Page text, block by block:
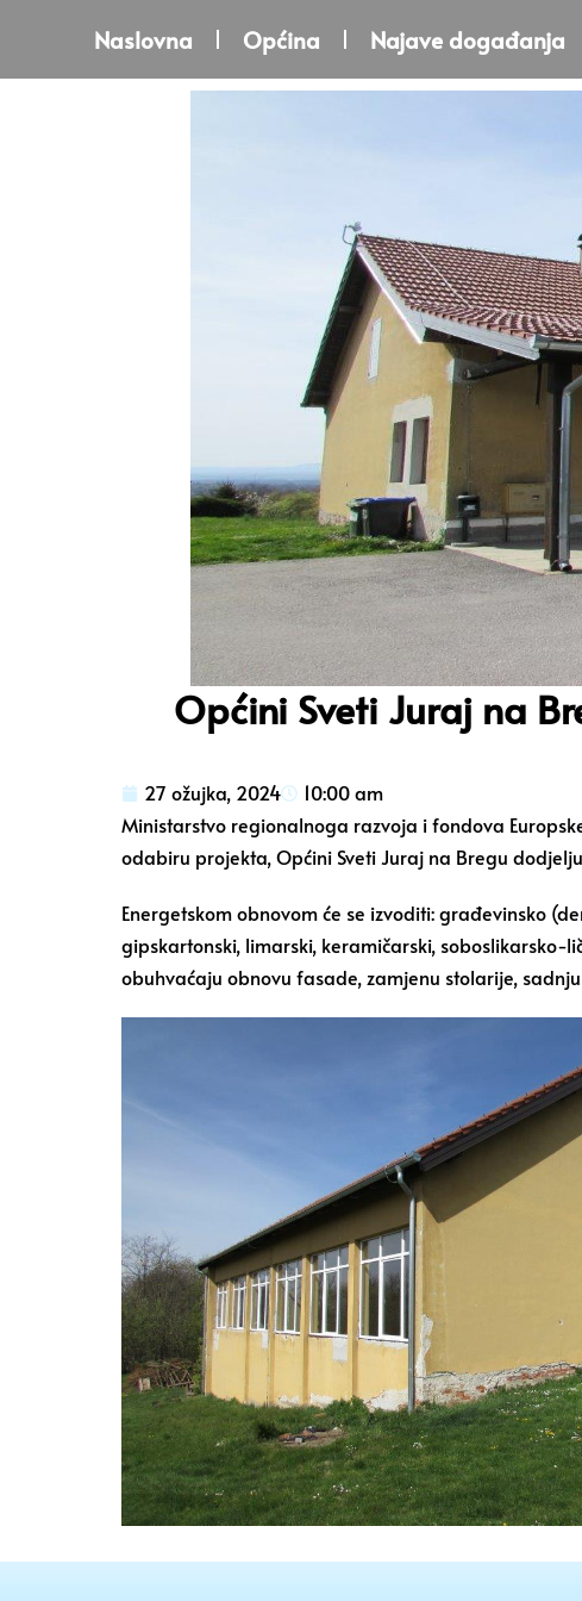
Naslovna Općina Najave događanja
Općini Sveti Juraj na
27 ožujka, 2024
10:00 am
Ministarstvo regionalnoga razvoja i fondova
odabiru projekta, Općini Sveti Juraj na Bregu
Energetskom obnovom će se izvoditi: građevinsko
gipskartonski, limarski, keramičarski, soboslikarsko-
obuhvaćaju obnovu fasade, zamjenu stolarije,